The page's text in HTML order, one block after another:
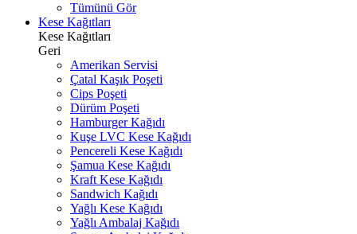
Tümünü Gör
Kese Kağıtları
Kese Kağıtları
Geri
Amerikan Servisi
Çatal Kaşık Poşeti
Cips Poşeti
Dürüm Poşeti
Hamburger Kağıdı
Kuşe LVC Kese Kağıdı
Pencereli Kese Kağıdı
Şamua Kese Kağıdı
Kraft Kese Kağıdı
Sandwich Kağıdı
Yağlı Kese Kağıdı
Yağlı Ambalaj Kağıdı